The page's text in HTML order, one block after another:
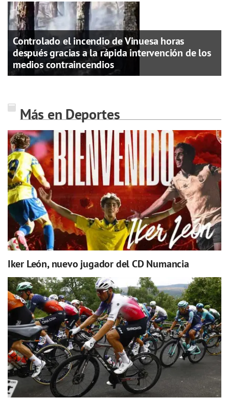
Controlado el incendio de Vinuesa horas
después gracias a la rápida intervención de los
medios contraincendios
Más en Deportes
Iker León, nuevo jugador del CD Numancia